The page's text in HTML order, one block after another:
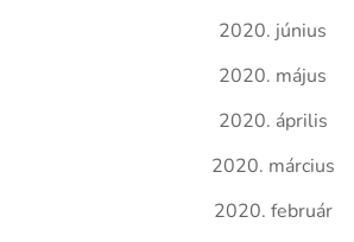
2020. június
2020. május
2020. április
2020. március
2020. február